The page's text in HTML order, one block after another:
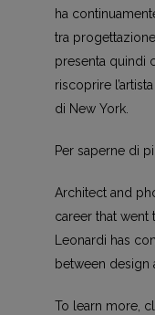
ha
tra
presenta quindi
riscoprire
di New York.
Per saperne di
Architect and
career that went
Leonardi has
between design
To learn more,